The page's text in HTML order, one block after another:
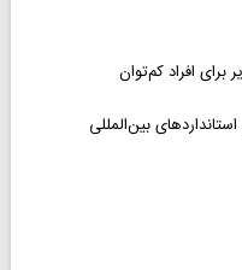
افراد کم‌توان
بین‌المللی